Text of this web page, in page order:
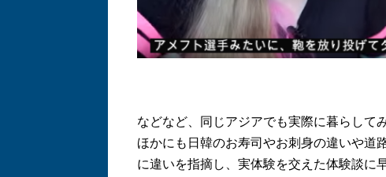
などなど、同じアジアでも実際に暮らして
ほかにも日韓のお寿司やお刺身の違いや道
に違いを指摘し、実体験を交えた体験談に